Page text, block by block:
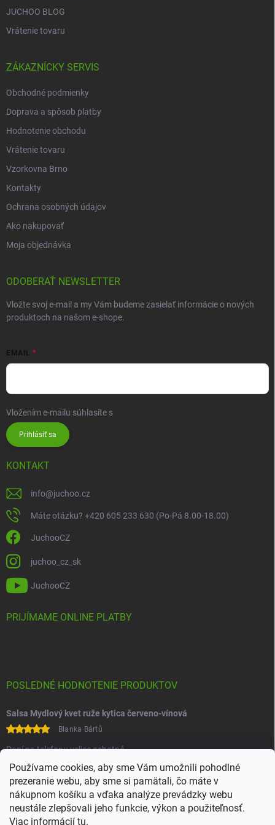
Používame cookies, aby sme Vám umožnili pohodlné
prezeranie webu, aby sme si pamätali, čo máte v
nákupnom košíku a vďaka analýze prevádzky webu
neustále zlepšovali jeho funkcie, výkon a použiteľnosť.
Viac informácií tu.
JUCHOO BLOG
Vrátenie tovaru
ZÁKAZNÍCKY SERVIS
Obchodné podmienky
Doprava a spôsob platby
Hodnotenie obchodu
Vrátenie tovaru
Vzorkovna Brno
Kontakty
Ochrana osobných údajov
Ako nakupovať
Moja objednávka
ODOBERAŤ NEWSLETTER
Vložte svoj e-mail a my Vám budeme zasielať informácie o nových
produktoch na našom e-shope.
EMAIL
Vložením e-mailu súhlasíte s
Prihlásiť sa
KONTAKT
info@juchoo.cz
Máte otázku? +420 605 233 630 (Po-Pá 8.00-18.00)
JuchooCZ
juchoo_cz_sk
JuchooCZ
PRIJÍMAME ONLINE PLATBY
POSLEDNÉ HODNOTENIE PRODUKTOV
Salsa Mydlový kvet ruže kytica červeno-vínová
Blanka Bártů
Paní na telefonu velice ochotná